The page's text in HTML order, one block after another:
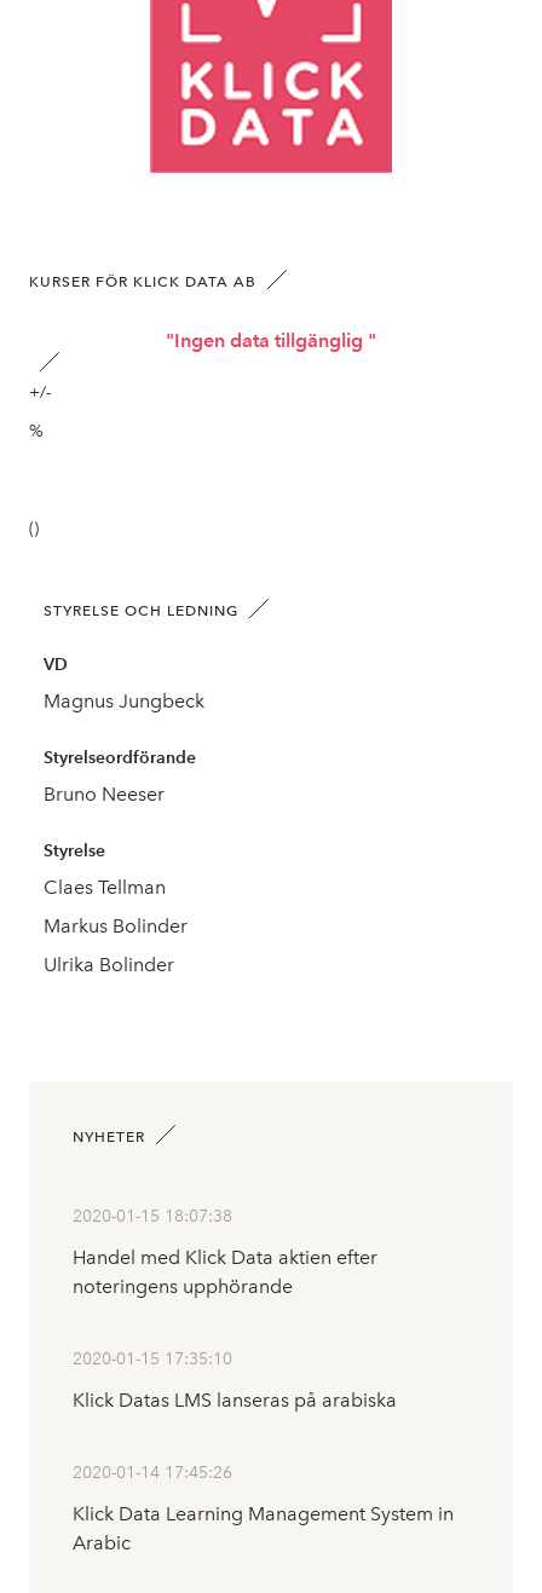
KURSER FÖR KLICK DATA AB
"Ingen data tillgänglig "
+/-
%
()
STYRELSE OCH LEDNING
VD
Magnus Jungbeck
Styrelseordförande
Bruno Neeser
Styrelse
Claes Tellman
Markus Bolinder
Ulrika Bolinder
NYHETER
2020-01-15 18:07:38
Handel med Klick Data aktien efter
noteringens upphörande
2020-01-15 17:35:10
Klick Datas LMS lanseras på arabiska
2020-01-14 17:45:26
Klick Data Learning Management System in
Arabic